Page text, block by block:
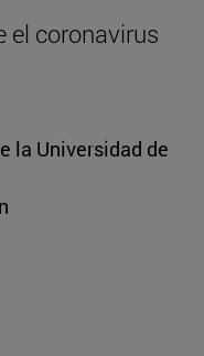
el coronavirus
la Universidad de